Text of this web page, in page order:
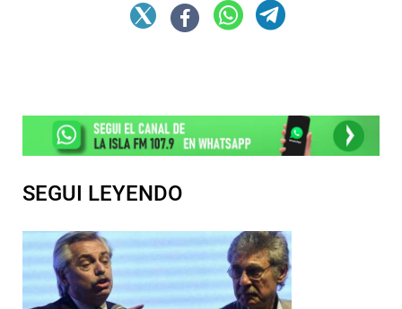
SEGUI LEYENDO